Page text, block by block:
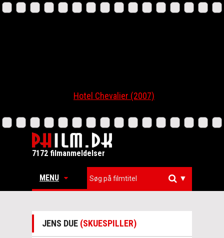
Hotel Chevalier (2007)
7172 filmanmeldelser
MENU ▼
JENS DUE (SKUESPILLER)